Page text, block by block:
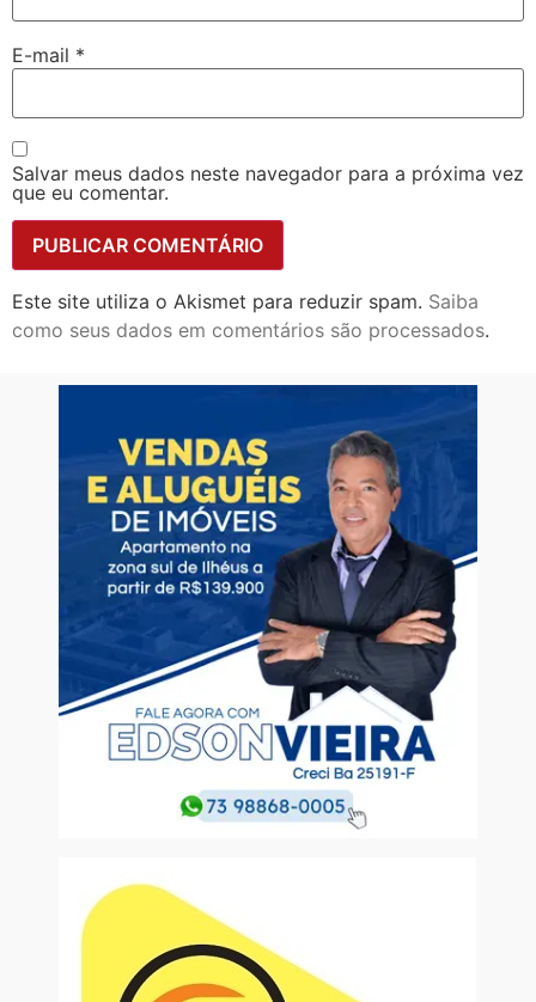
E-mail *
Salvar meus dados neste navegador para a próxima vez
que eu comentar.
Este site utiliza o Akismet para reduzir spam. Saiba
como seus dados em comentários são processados.